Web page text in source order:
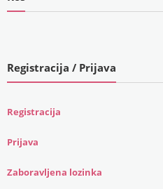
Registracija / Prijava
Registracija
Prijava
Zaboravljena lozinka